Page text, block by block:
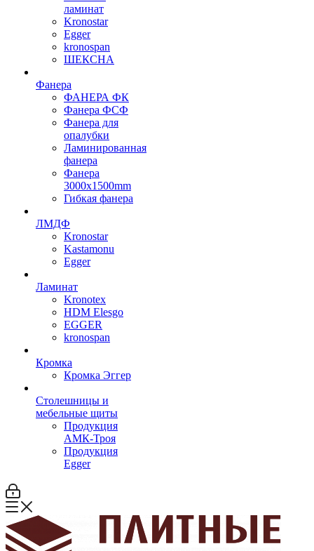
ламинат
Kronostar
Egger
kronospan
ШЕКСНА
Фанера
ФАНЕРА ФК
Фанера ФСФ
Фанера для
опалубки
Ламинированная
фанера
Фанера
3000х1500mm
Гибкая фанера
ЛМДФ
Kronostar
Kastamonu
Egger
Ламинат
Kronotex
HDM Elesgo
EGGER
kronospan
Кромка
Кромка Эггер
Столешницы и
мебельные щиты
Продукция
АМК-Троя
Продукция
Egger